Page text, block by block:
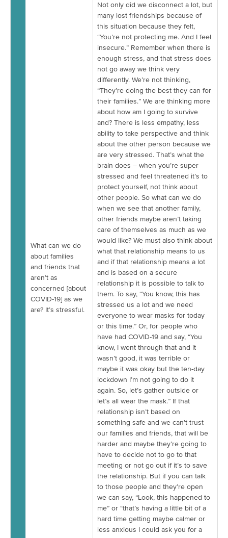
What can we do
about families
and friends that
aren’t as
concerned [about
COVID-19] as we
are? It’s stressful.
Not only did we disconnect a lot, but
many lost friendships because of
this situation because they felt,
“You’re not protecting me. And I feel
insecure.” Remember when there is
enough stress, and that stress does
not go away we think very
differently. We’re not thinking,
“They’re doing the best they can for
their families.” We are thinking more
about how am I going to survive
and? There is less empathy, less
ability to take perspective and think
about the other person because we
are very stressed. That’s what the
brain does – when you’re super
stressed and feel threatened it’s to
protect yourself, not think about
other people. So what can we do
when we see that another family,
other friends maybe aren’t taking
care of themselves as much as we
would like? We must also think about
what that relationship means to us
and if that relationship means a lot
and is based on a secure
relationship it is possible to talk to
them. To say, “You know, this has
stressed us a lot and we need
everyone to wear masks for today
or this time.” Or, for people who
have had COVID-19 and say, “You
know, I went through that and it
wasn’t good, it was terrible or
maybe it was okay but the ten-day
lockdown I’m not going to do it
again. So, let’s gather outside or
let’s all wear the mask.” If that
relationship isn’t based on
something safe and we can’t trust
our families and friends, that will be
harder and maybe they’re going to
have to decide not to go to that
meeting or not go out if it’s to save
the relationship. But if you can talk
to those people and they’re open
we can say, “Look, this happened to
me” or “that’s having a little bit of a
hard time getting maybe calmer or
less anxious I could ask you for a